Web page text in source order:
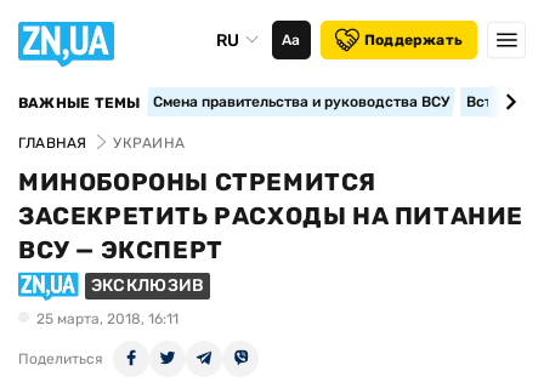
RU Аа Поддержать
ВАЖНЫЕ ТЕМЫ Смена правительства и руководства ВСУ
ГЛАВНАЯ УКРАИНА
МИНОБОРОНЫ СТРЕМИТСЯ
ЗАСЕКРЕТИТЬ РАСХОДЫ НА ПИТАНИЕ
ВСУ — ЭКСПЕРТ
ЭКСКЛЮЗИВ
25 марта, 2018, 16:11
Поделиться